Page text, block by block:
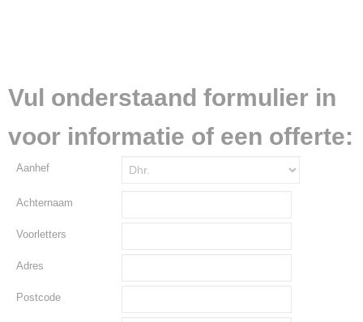
Vul onderstaand formulier in
voor informatie of een offerte:
Aanhef
Achternaam
Voorletters
Adres
Postcode